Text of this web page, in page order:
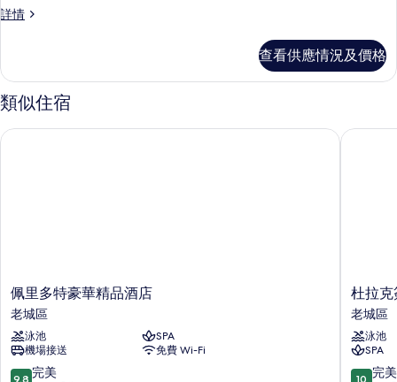
詳情
客
查看供應情況及價格
類似住宿
佩
里
多
特
豪
華
佩里多特豪華精品酒店
老城區
泳池
SPA
機場接送
免費 Wi-Fi
9.8
9.8 完美
佩里多特豪華精品酒店
杜
拉
克
簽
名
酒
杜拉克
老城區
泳池
SPA
10.0
10 完美
杜拉克